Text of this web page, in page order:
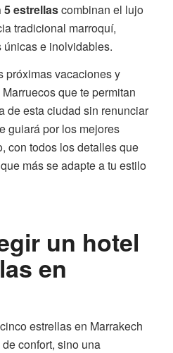
5 estrellascombinan el lujo
tradicional marroquí,
e inolvidables.
próximas vacaciones y
que te permitan
de esta ciudad sin renunciar
guiará por los mejores
con todos los detalles que
más se adapte a tu estilo
un hotel
en
estrellas en Marrakech
confort, sino una